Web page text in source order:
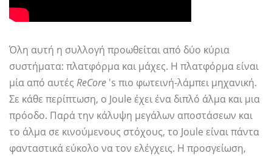
Όλη αυτή η συλλογή προωθείται από δύο κύρια
συστήματα: πλατφόρμα και μάχες. Η πλατφόρμα είναι
μία από αυτές ReCore 's πιο φωτεινή-λάμπει μηχανική.
Σε κάθε περίπτωση, ο Joule έχει ένα διπλό άλμα και μια
πρόοδο. Παρά την κάλυψη μεγάλων αποστάσεων και
το άλμα σε κινούμενους στόχους, το Joule είναι πάντα
φανταστικά εύκολο να τον ελέγχεις. Η προσγείωση,